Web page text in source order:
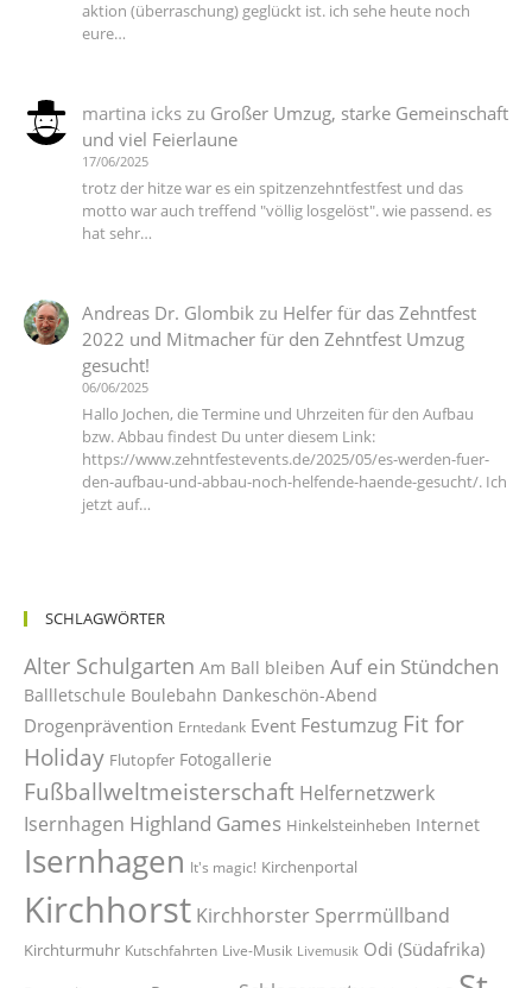
aktion (überraschung) geglückt ist. ich sehe heute noch
eure…
martina ickszu Großer Umzug, starke Gemeinschaft
und viel Feierlaune
17/06/2025
trotz der hitze war es ein spitzenzehntfestfest und das
motto war auch treffend "völlig losgelöst". wie passend. es
hat sehr…
Andreas Dr. Glombikzu Helfer für das Zehntfest
2022 und Mitmacher für den Zehntfest Umzug
gesucht!
06/06/2025
Hallo Jochen, die Termine und Uhrzeiten für den Aufbau
bzw. Abbau findest Du unter diesem Link:
https://www.zehntfestevents.de/2025/05/es-werden-fuer-
den-aufbau-und-abbau-noch-helfende-haende-gesucht/. Ich
jetzt auf…
SCHLAGWÖRTER
Alter Schulgarten Am Ball bleiben Auf ein Stündchen
Ballletschule Boulebahn Dankeschön-Abend
Drogenprävention Erntedank Event Festumzug Fit for
Holiday Flutopfer Fotogallerie
Fußballweltmeisterschaft Helfernetzwerk
Isernhagen Highland Games Hinkelsteinheben Internet
Isernhagen It's magic! Kirchenportal
Kirchhorst Kirchhorster Sperrmüllband
Kirchturmuhr Kutschfahrten Live-Musik Livemusik Odi (Südafrika)